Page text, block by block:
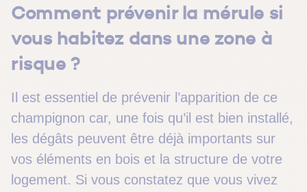
Comment prévenir la mérule si
vous habitez dans une zone à
risque ?
Il est essentiel de prévenir l’apparition de ce
champignon car, une fois qu’il est bien installé,
les dégâts peuvent être déjà importants sur
vos éléments en bois et la structure de votre
logement. Si vous constatez que vous vivez